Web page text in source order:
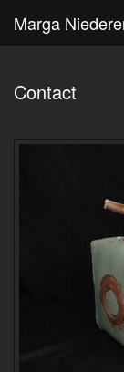
Contact